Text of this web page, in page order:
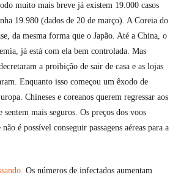
muito mais breve já existem 19.000 casos
19.980 (dados de 20 de março). A Coreia do
da mesma forma que o Japão. Até a China, o
já está com ela bem controlada. Mas
a proibição de sair de casa e as lojas
Enquanto isso começou um êxodo de
Chineses e coreanos querem regressar aos
sentem mais seguros. Os preços dos voos
é possível conseguir passagens aéreas para a
. Os números de infectados aumentam